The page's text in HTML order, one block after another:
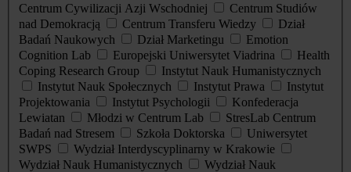
Centrum Cywilizacji Azji Wschodniej
Centrum Studiów
nad Demokracją
Centrum Transferu Wiedzy
Dział
Badań Naukowych
Dział Marketingu
Emotion
Cognition Lab
Europejski Uniwersytet Viadrina
Health
Coping Research Group
Instytut Nauk Humanistycznych
Instytut Nauk Społecznych
Instytut Prawa
Instytut
Projektowania
Instytut Psychologii
Konfederacja
Lewiatan
Młodzi w Centrum Lab
StresLab Centrum
Badań nad Stresem
Szkoła Doktorska
Uniwersytet
SWPS
Wydział Interdyscyplinarny w Krakowie
Wydział Nauk Humanistycznych
Wydział Nauk